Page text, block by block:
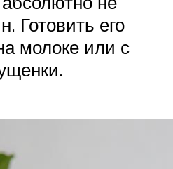
Готовить его
молоке или с